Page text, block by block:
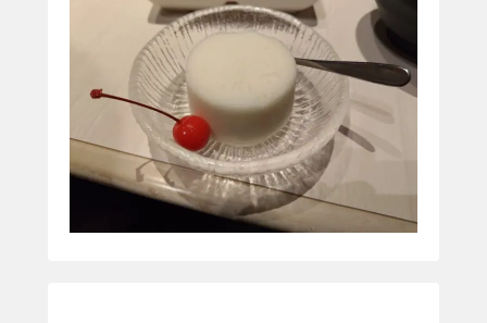
ン